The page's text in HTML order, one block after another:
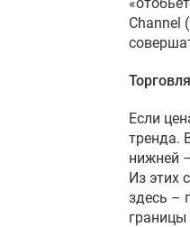
Channel
Если
тренда.
нижней
Из этих
здесь –
границы